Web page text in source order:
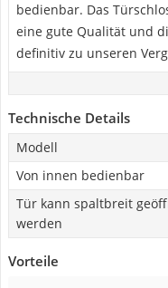
bedienbar. Das
eine gute Qualität und
definitiv zu unseren
Technische Details
Modell
Von innen bedienbar
Tür kann spaltbreit
werden
Vorteile